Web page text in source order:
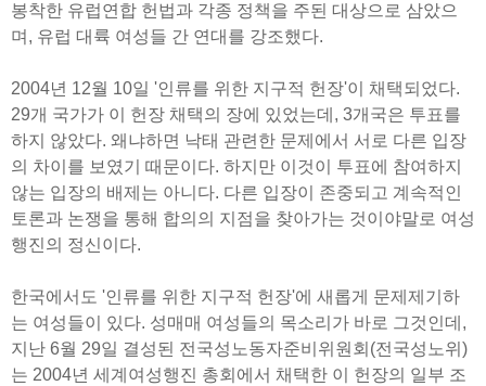
봉착한 유럽연합 헌법과 각종 정책을 주된 대상으로 삼았으
며, 유럽 대륙 여성들 간 연대를 강조했다.
2004년 12월 10일 '인류를 위한 지구적 헌장'이 채택되었다.
29개 국가가 이 헌장 채택의 장에 있었는데, 3개국은 투표를
하지 않았다. 왜냐하면 낙태 관련한 문제에서 서로 다른 입장
의 차이를 보였기 때문이다. 하지만 이것이 투표에 참여하지
않는 입장의 배제는 아니다. 다른 입장이 존중되고 계속적인
토론과 논쟁을 통해 합의의 지점을 찾아가는 것이야말로 여성
행진의 정신이다.
한국에서도 '인류를 위한 지구적 헌장'에 새롭게 문제제기하
는 여성들이 있다. 성매매 여성들의 목소리가 바로 그것인데,
지난 6월 29일 결성된 전국성노동자준비위원회(전국성노위)
는 2004년 세계여성행진 총회에서 채택한 이 헌장의 일부 조